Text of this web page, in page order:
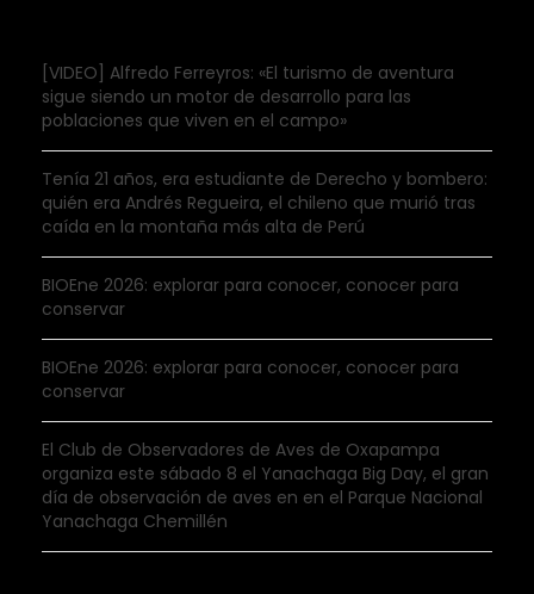
[VIDEO] Alfredo Ferreyros: «El turismo de aventura
sigue siendo un motor de desarrollo para las
poblaciones que viven en el campo»
Tenía 21 años, era estudiante de Derecho y bombero:
quién era Andrés Regueira, el chileno que murió tras
caída en la montaña más alta de Perú
BIOEne 2026: explorar para conocer, conocer para
conservar
BIOEne 2026: explorar para conocer, conocer para
conservar
El Club de Observadores de Aves de Oxapampa
organiza este sábado 8 el Yanachaga Big Day, el gran
día de observación de aves en en el Parque Nacional
Yanachaga Chemillén